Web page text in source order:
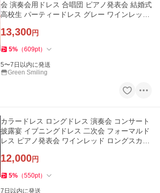
会 演奏会用ドレス 合唱団 ピアノ発表会 結婚式
高校生 パーティードレス グレー ワインレッド
13,300円
5% （609pt）
5〜7日以内に発送
Green Smiling
カラードレス ロングドレス 演奏会 コンサート
披露宴 イブニングドレス 二次会 フォーマルド
レス ピアノ発表会 ワインレッド ロングスカー
12,000円
5% （550pt）
7日以内に発送